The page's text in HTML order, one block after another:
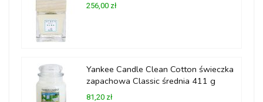
256,00 zł
Yankee Candle Clean Cotton świeczka
zapachowa Classic średnia 411 g
81,20 zł